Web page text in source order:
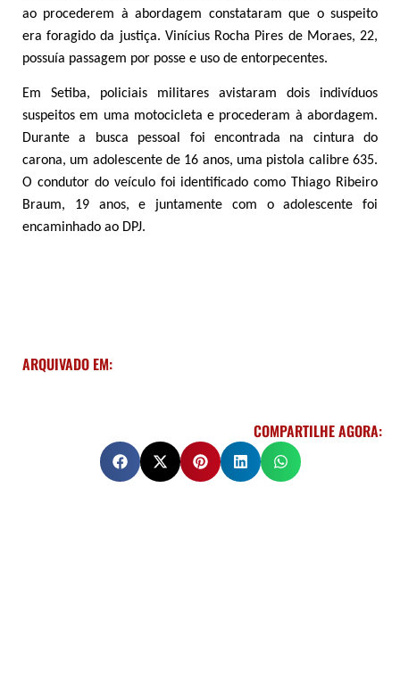
ao procederem à abordagem constataram que o suspeito
era foragido da justiça. Vinícius Rocha Pires de Moraes, 22,
possuía passagem por posse e uso de entorpecentes.
Em Setiba, policiais militares avistaram dois indivíduos
suspeitos em uma motocicleta e procederam à abordagem.
Durante a busca pessoal foi encontrada na cintura do
carona, um adolescente de 16 anos, uma pistola calibre 635.
O condutor do veículo foi identificado como Thiago Ribeiro
Braum, 19 anos, e juntamente com o adolescente foi
encaminhado ao DPJ.
ARQUIVADO EM:
COMPARTILHE AGORA: